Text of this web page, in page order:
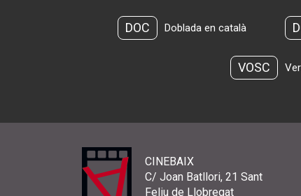
DOC Doblada en català
VOSC
CINEBAIX
C/ Joan Batllori, 21 Sant
Feliu de Llobregat